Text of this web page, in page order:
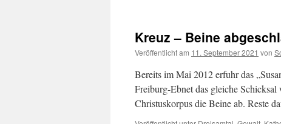
Kreuz – Beine
Veröffentlicht am 11. September 2021 von
Bereits im Mai 2012 erfuhr das
Freiburg-Ebnet das gleiche
Christuskorpus die Beine ab. Reste